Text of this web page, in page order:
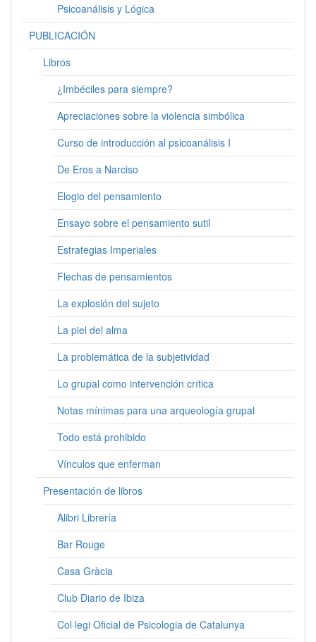
Psicoanálisis y Lógica
PUBLICACIÓN
Libros
¿Imbéciles para siempre?
Apreciaciones sobre la violencia simbólica
Curso de introducción al psicoanálisis I
De Eros a Narciso
Elogio del pensamiento
Ensayo sobre el pensamiento sutil
Estrategias Imperiales
Flechas de pensamientos
La explosión del sujeto
La piel del alma
La problemática de la subjetividad
Lo grupal como intervención crítica
Notas mínimas para una arqueología grupal
Todo está prohibido
Vínculos que enferman
Presentación de libros
Alibri Librería
Bar Rouge
Casa Gràcia
Club Diario de Ibiza
Col·legi Oficial de Psicologia de Catalunya